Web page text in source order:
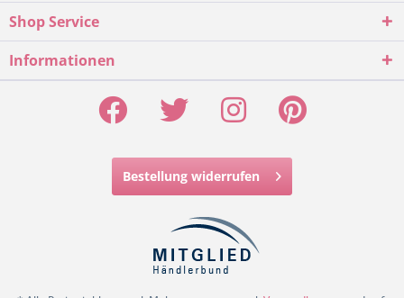
Shop Service
Informationen
Bestellung widerrufen